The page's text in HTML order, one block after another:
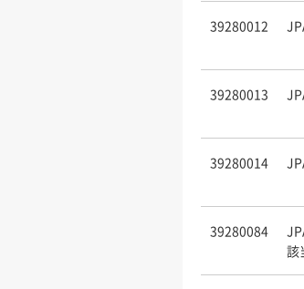
39280012
39280013
39280014
39280084
該